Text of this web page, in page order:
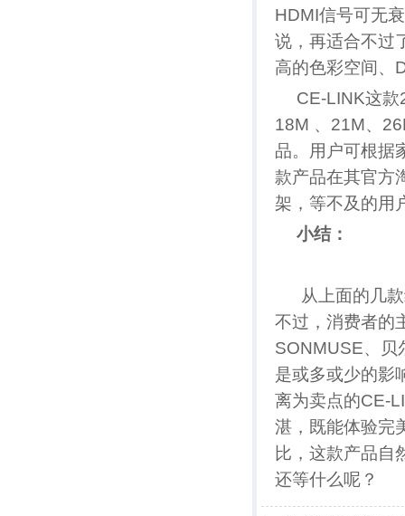
HDMI信号可无
说，再适合不过
高的色彩空间、
CE-LINK这
18M 、21M、
品。用户可根据
款产品在其官方
架，等不及的用
小结：
从上面的几
不过，消费者的
SONMUSE、贝
是或多或少的影
离为卖点的CE-
湛，既能体验完
比，这款产品自
还等什么呢？